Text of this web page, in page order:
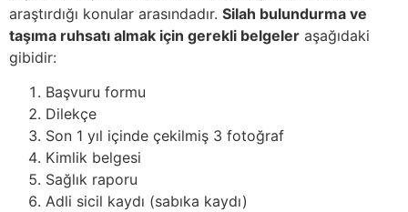
araştırdığı konular arasındadır. Silah bulundurma ve
taşıma ruhsatı almak için gerekli belgeler aşağıdaki
gibidir:
Başvuru formu
Dilekçe
Son 1 yıl içinde çekilmiş 3 fotoğraf
Kimlik belgesi
Sağlık raporu
Adli sicil kaydı (sabıka kaydı)